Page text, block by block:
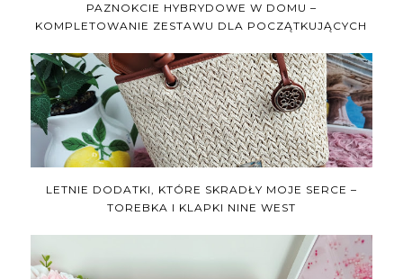
PAZNOKCIE HYBRYDOWE W DOMU –
KOMPLETOWANIE ZESTAWU DLA POCZĄTKUJĄCYCH
LETNIE DODATKI, KTÓRE SKRADŁY MOJE SERCE –
TOREBKA I KLAPKI NINE WEST